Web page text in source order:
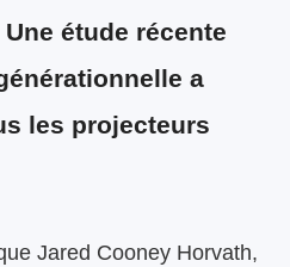
étude récente
a
les projecteurs
Jared Cooney Horvath,